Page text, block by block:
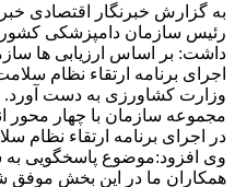
به گزارش خبرنگار اقتصادی
رئیس سازمان دامپزشکی
داشت: بر اساس ارزیابی ها
وزارت کشاورزی به دست آورد.
مجموعه سازمان با چهار محور
در اجرای برنامه ارتقاء نظام سلامت
وی افزود:موضوع پاسخگویی به